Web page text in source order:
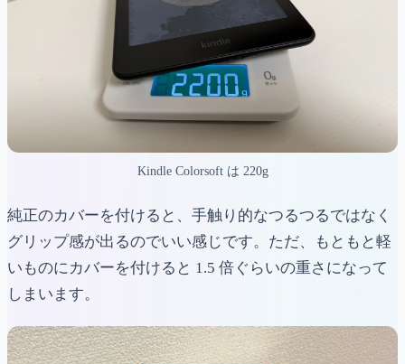
Kindle Colorsoft は 220g
純正のカバーを付けると、手触り的なつるつるではなく
グリップ感が出るのでいい感じです。ただ、もともと軽
いものにカバーを付けると 1.5 倍ぐらいの重さになって
しまいます。